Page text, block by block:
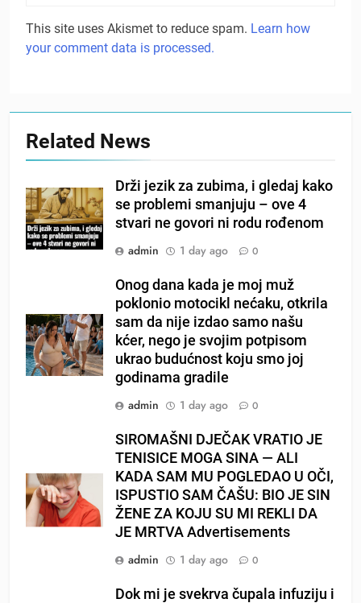
This site uses Akismet to reduce spam. Learn how
your comment data is processed.
Related News
Drži jezik za zubima, i gledaj kako
se problemi smanjuju – ove 4
stvari ne govori ni rodu rođenom
admin
1 day ago 0
Onog dana kada je moj muž
poklonio motocikl nećaku, otkrila
sam da nije izdao samo našu
kćer, nego je svojim potpisom
ukrao budućnost koju smo joj
godinama gradile
admin
1 day ago 0
SIROMAŠNI DJEČAK VRATIO JE
TENISICE MOGA SINA — ALI
KADA SAM MU POGLEDAO U OČI,
ISPUSTIO SAM ČAŠU: BIO JE SIN
ŽENE ZA KOJU SU MI REKLI DA
JE MRTVA Advertisements
admin
1 day ago 0
Dok mi je svekrva čupala infuziju i